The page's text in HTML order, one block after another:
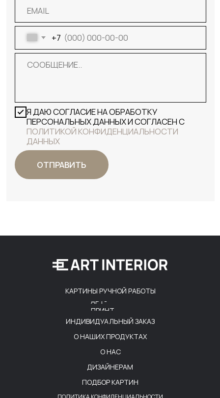
КАРТИНЫ РУЧНОЙ РАБОТЫ
ИНДИВИДУАЛЬНЫЙ ЗАКАЗ
О НАС
О НАШИХ ПРОДУКТАХ
ДИЗАЙНЕРАМ
ПОДБОР КАРТИН
АРТ-
ПРИНТ